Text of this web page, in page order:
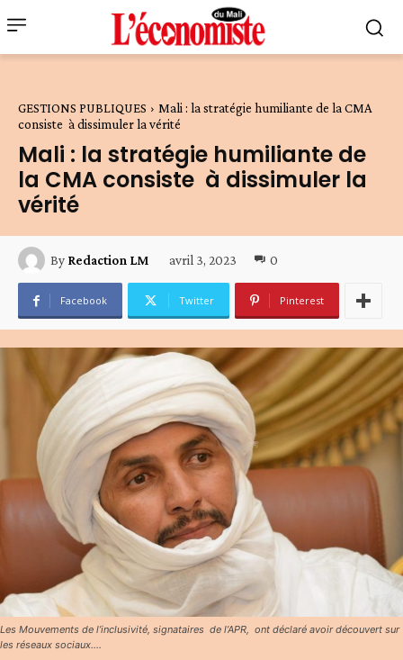
GESTIONS PUBLIQUES
Mali : la stratégie humiliante de la CMA
consiste à dissimuler la vérité
Mali : la stratégie humiliante de
la CMA consiste à dissimuler la
vérité
By Redaction LM avril 3, 2023 0
Facebook Twitter Pinterest
Les Mouvements de l’inclusivité, signataires de l’APR, ont déclaré avoir découvert sur
les réseaux sociaux....